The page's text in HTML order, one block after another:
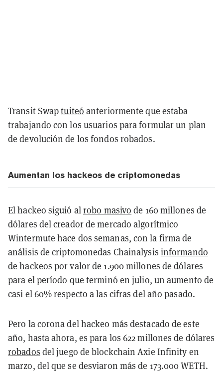
Transit Swaptuiteó anteriormente que estaba
trabajando con los usuarios para formular un plan
de devolución de los fondos robados.
Aumentan los hackeos de criptomonedas
El hackeo siguió alrobo masivo de 160 millones de
dólares del creador de mercado algorítmico
Wintermute hace dos semanas, con la firma de
análisis de criptomonedas Chainalysis informando
de hackeos por valor de 1.900 millones de dólares
para el período que terminó en julio, un aumento de
casi el 60% respecto a las cifras del año pasado.
Pero la corona del hackeo más destacado de este
año, hasta ahora, es para los 622 millones de dólares
robados del juego de blockchain Axie Infinity en
marzo, del que se desviaron más de 173.000 WETH.